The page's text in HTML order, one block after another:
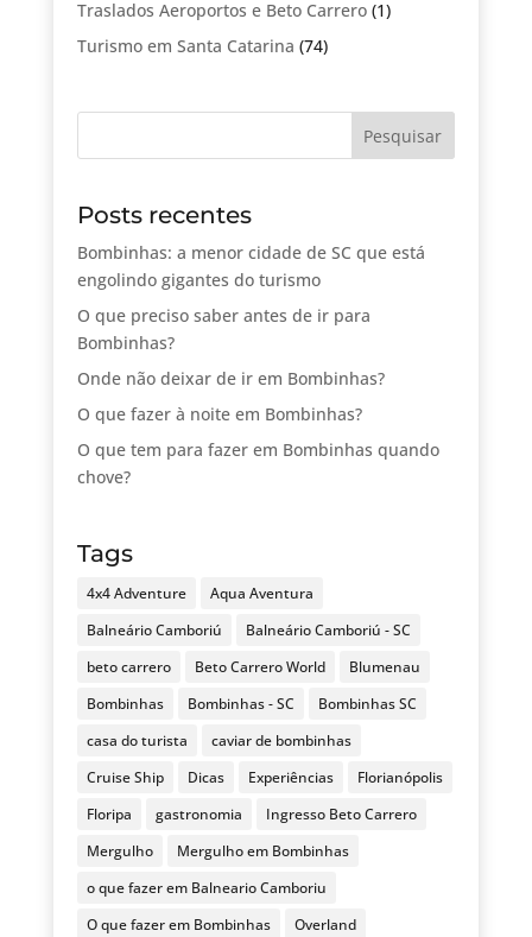
Traslados Aeroportos e Beto Carrero(1)
Turismo em Santa Catarina (74)
Posts recentes
Bombinhas: a menor cidade de SC que está
engolindo gigantes do turismo
O que preciso saber antes de ir para
Bombinhas?
Onde não deixar de ir em Bombinhas?
O que fazer à noite em Bombinhas?
O que tem para fazer em Bombinhas quando
chove?
Tags
4x4 Adventure
Aqua Aventura
Balneário Camboriú
Balneário Camboriú - SC
beto carrero
Beto Carrero World
Blumenau
Bombinhas
Bombinhas - SC
Bombinhas SC
casa do turista
caviar de bombinhas
Cruise Ship
Dicas Experiências
Florianópolis
Floripa
gastronomia
Ingresso Beto Carrero
Mergulho
Mergulho em Bombinhas
o que fazer em Balneario Camboriu
O que fazer em Bombinhas
Overland